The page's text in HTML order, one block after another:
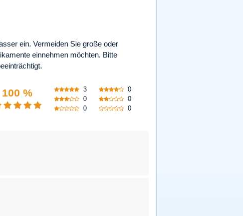
ein. Vermeiden Sie große oder
einnehmen möchten. Bitte
100 % 3
0
0
0
0
0